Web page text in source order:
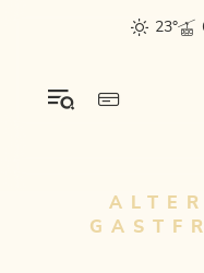
sr.skip-to.main-content
sr.skip-to.table-of-contents
sr.skip-to.main-navigation
23°